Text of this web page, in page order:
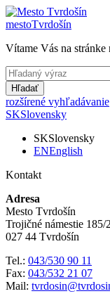
mestoTvrdošín
Vítame Vás na stránke
Hľadať
rozšírené vyhľadávanie
SKSlovensky
SKSlovensky
ENEnglish
Kontakt
Adresa
Mesto Tvrdošín
Trojičné námestie 185/2
027 44 Tvrdošín
Tel.: 043/530 90 11
Fax: 043/532 21 07
Mail: